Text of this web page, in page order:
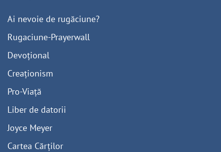
Ai nevoie de rugăciune?
Rugaciune-Prayerwall
Devoțional
Creaționism
Pro-Viață
Liber de datorii
Joyce Meyer
Cartea Cărților